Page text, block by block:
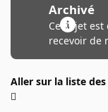
Archivé
Ce sujet
recevoir de
Aller sur la liste